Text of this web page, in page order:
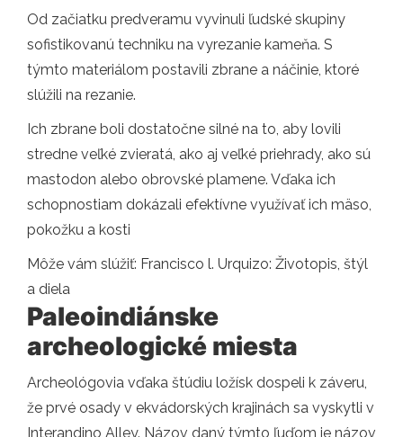
Od začiatku predveramu vyvinuli ľudské skupiny
sofistikovanú techniku ​​na vyrezanie kameňa. S
týmto materiálom postavili zbrane a náčinie, ktoré
slúžili na rezanie.
Ich zbrane boli dostatočne silné na to, aby lovili
stredne veľké zvieratá, ako aj veľké priehrady, ako sú
mastodon alebo obrovské plamene. Vďaka ich
schopnostiam dokázali efektívne využívať ich mäso,
pokožku a kosti
Môže vám slúžiť: Francisco l. Urquizo: Životopis, štýl
a diela
Paleoindiánske
archeologické miesta
Archeológovia vďaka štúdiu ložísk dospeli k záveru,
že prvé osady v ekvádorských krajinách sa vyskytli v
Interandino Alley. Názov daný týmto ľuďom je názov